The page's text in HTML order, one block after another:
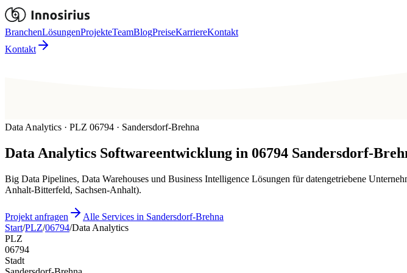
BranchenLösungenProjekteTeamBlogPreiseKarriereKontakt
Kontakt
Data Analytics · PLZ 06794 · Sandersdorf-Brehna
Data Analytics Softwareentwicklung in 06794 Sandersdorf-
Big Data Pipelines, Data Warehouses und Business Intelligence Lösungen für datengetriebene
Anhalt-Bitterfeld, Sachsen-Anhalt).
Projekt anfragen
Alle Services in Sandersdorf-Brehna
Start/PLZ/06794/Data Analytics
PLZ
06794
Stadt